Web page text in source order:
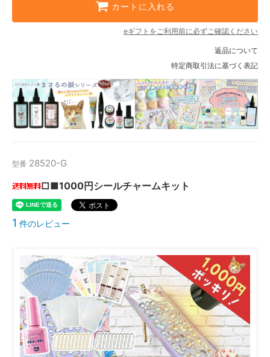
カートに入れる
eギフトをご利用前に必ずご確認ください
返品について
特定商取引法に基づく表記
型番 28520-G
□■1000円シールチャームキット
1 件のレビュー